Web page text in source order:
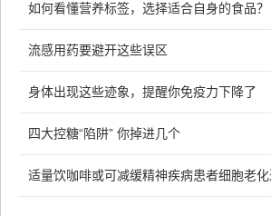
如何看懂营养标签，选择适合自身的食品？
流感用药要避开这些误区
身体出现这些迹象，提醒你免疫力下降了
四大控糖“陷阱” 你掉进几个
适量饮咖啡或可减缓精神疾病患者细胞老